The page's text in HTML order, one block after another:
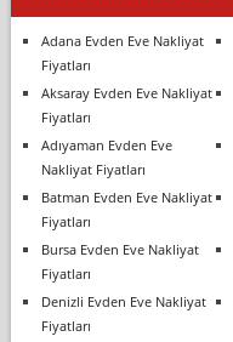
Adana Evden Eve Nakliyat
Fiyatları
Aksaray Evden Eve Nakliyat
Fiyatları
Adıyaman Evden Eve
Nakliyat Fiyatları
Batman Evden Eve Nakliyat
Fiyatları
Bursa Evden Eve Nakliyat
Fiyatları
Denizli Evden Eve Nakliyat
Fiyatları